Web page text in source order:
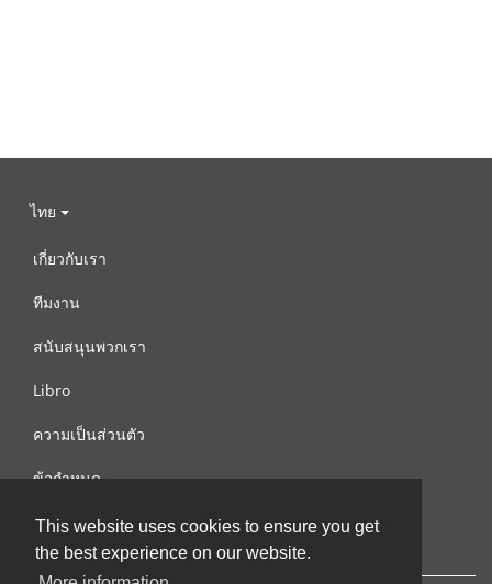
This website uses cookies to ensure you get
the best experience on our website.
ไทย
เกี่ยวกับเรา
ทีมงาน
สนับสนุนพวกเรา
Libro
ความเป็นส่วนตัว
ข้อกำหนด
ติดต่อเรา